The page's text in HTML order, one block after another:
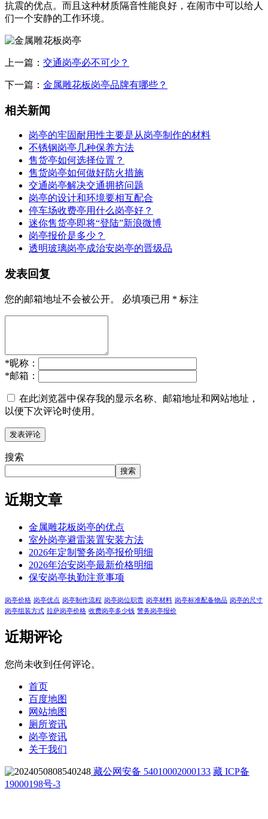
抗震的优点。而且这种材质隔音性能良好，在闹市中可以给人
们一个安静的工作环境。
上一篇： 交通岗亭必不可少？
下一篇： 金属雕花板岗亭品牌有哪些？
相关新闻
岗亭的牢固耐用性主要是从岗亭制作的材料
不锈钢岗亭几种保养方法
售货亭如何选择位置？
售货岗亭如何做好防火措施
交通岗亭解决交通拥挤问题
岗亭的设计和环境要相互配合
停车场收费亭用什么岗亭好？
迷你售货亭即将“登陆”新浪微博
岗亭报价是多少？
透明玻璃岗亭成治安岗亭的晋级品
发表回复
您的邮箱地址不会被公开。 必填项已用 * 标注
*昵称：
*邮箱：
在此浏览器中保存我的显示名称、邮箱地址和网站地址，
以便下次评论时使用。
搜索
搜索
近期文章
金属雕花板岗亭的优点
室外岗亭避雷装置安装方法
2026年定制警务岗亭报价明细
2026年治安岗亭最新价格明细
保安岗亭执勤注意事项
岗亭价格 岗亭优点 岗亭制作流程 岗亭岗位职责 岗亭材料 岗亭标准配备物品 岗亭的尺寸
岗亭组装方式 拉萨岗亭价格 收费岗亭多少钱 警务岗亭报价
近期评论
您尚未收到任何评论。
首页
百度地图
网站地图
厕所资讯
岗亭资讯
关于我们
藏公网安备 54010002000133 藏 ICP备
19000198号-3